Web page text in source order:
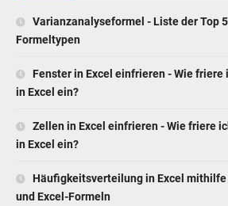
Varianzanalyseformel - Liste der Top
Formeltypen
Fenster in Excel einfrieren - Wie friere
in Excel ein?
Zellen in Excel einfrieren - Wie friere
in Excel ein?
Häufigkeitsverteilung in Excel
und Excel-Formeln